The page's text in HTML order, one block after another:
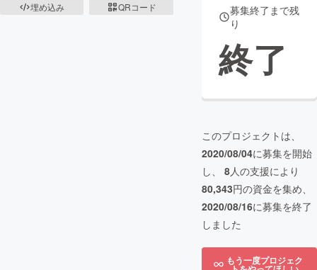
埋め込み
QRコード
募集終了まで残
り
終了
このプロジェクトは、
2020/08/04に募集を開始
し、 8人の支援により
80,343円の資金を集め、
2020/08/16に募集を終了
しました
もう一度プロジェク